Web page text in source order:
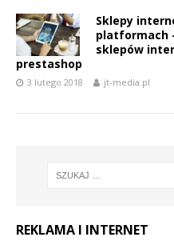
Sklepy
platformach
sklepów
prestashop
3 lutego 2018 jt-media.pl
REKLAMA I INTERNET